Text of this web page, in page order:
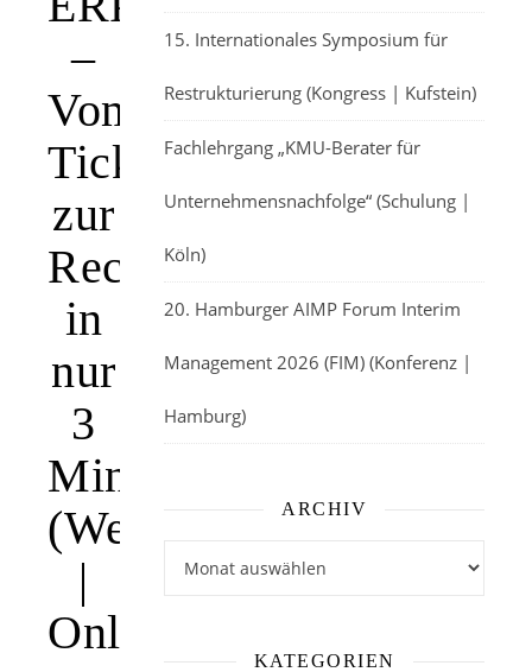
–
Vom
Ticket
zur
Rechnung
in
nur
3
Minuten
(Webinar
|
Online)
15. Internationales Symposium für
Restrukturierung (Kongress | Kufstein)
Fachlehrgang „KMU-Berater für
Unternehmensnachfolge“ (Schulung |
Köln)
20. Hamburger AIMP Forum Interim
Management 2026 (FIM) (Konferenz |
Hamburg)
ARCHIV
KATEGORIEN